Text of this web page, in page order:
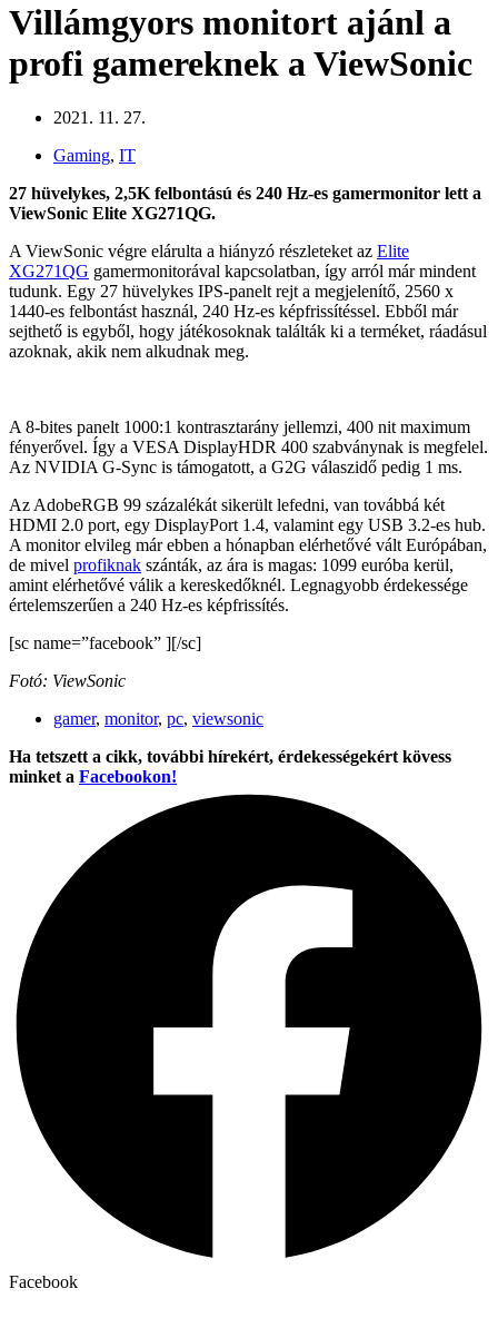
Villámgyors monitort ajánl a
profi gamereknek a ViewSonic
2021. 11. 27.
Gaming, IT
27 hüvelykes, 2,5K felbontású és 240 Hz-es gamermonitor lett a
ViewSonic Elite XG271QG.
A ViewSonic végre elárulta a hiányzó részleteket az Elite
XG271QG gamermonitorával kapcsolatban, így arról már mindent
tudunk. Egy 27 hüvelykes IPS-panelt rejt a megjelenítő, 2560 x
1440-es felbontást használ, 240 Hz-es képfrissítéssel. Ebből már
sejthető is egyből, hogy játékosoknak találták ki a terméket, ráadásul
azoknak, akik nem alkudnak meg.
A 8-bites panelt 1000:1 kontrasztarány jellemzi, 400 nit maximum
fényerővel. Így a VESA DisplayHDR 400 szabványnak is megfelel.
Az NVIDIA G-Sync is támogatott, a G2G válaszidő pedig 1 ms.
Az AdobeRGB 99 százalékát sikerült lefedni, van továbbá két
HDMI 2.0 port, egy DisplayPort 1.4, valamint egy USB 3.2-es hub.
A monitor elvileg már ebben a hónapban elérhetővé vált Európában,
de mivel profiknak szánták, az ára is magas: 1099 euróba kerül,
amint elérhetővé válik a kereskedőknél. Legnagyobb érdekessége
értelemszerűen a 240 Hz-es képfrissítés.
[sc name=”facebook” ][/sc]
Fotó: ViewSonic
gamer, monitor, pc, viewsonic
Ha tetszett a cikk, további hírekért, érdekességekért kövess
minket a Facebookon!
Facebook